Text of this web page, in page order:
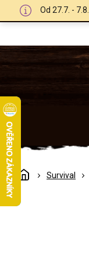
Od 27.7. -
DomůSurvival